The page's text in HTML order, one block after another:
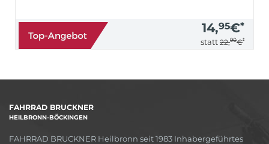
14,95€*
statt 22,90€*
FAHRRAD BRUCKNER
HEILBRONN-BÖCKINGEN
FAHRRAD BRUCKNER Heilbronn seit 1983 Inhabergeführtes